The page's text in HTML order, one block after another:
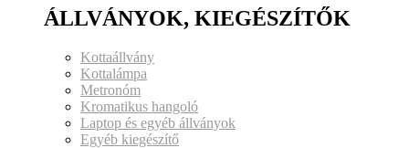
ÁLLVÁNYOK, KIEGÉSZÍTŐK
Kottaállvány
Kottalámpa
Metronóm
Kromatikus hangoló
Laptop és egyéb állványok
Egyéb kiegészítő